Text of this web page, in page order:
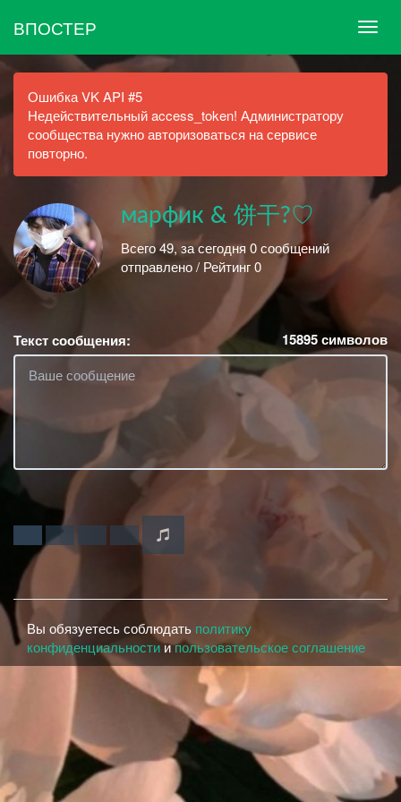
ВПОСТЕР
Ошибка VK API #5
Недействительный access_token! Администратору
сообщества нужно авторизоваться на сервисе
повторно.
марфик & 饼干?♡
Всего 49, за сегодня 0 сообщений
отправлено / Рейтинг 0
Текст сообщения: 15895символов
Вы обязуетесь соблюдать политику
конфиденциальностиипользовательское соглашение